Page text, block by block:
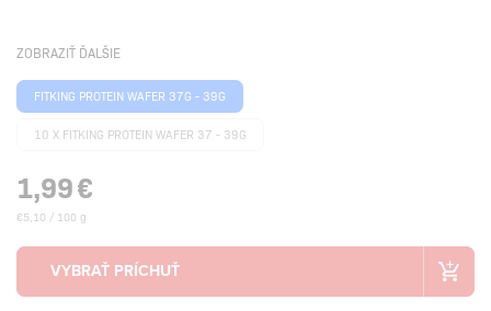
ZOBRAZIŤ ĎALŠIE
FITKING PROTEIN WAFER 37G - 39G
10 X FITKING PROTEIN WAFER 37 - 39G
1,99€
€5,10 / 100 g